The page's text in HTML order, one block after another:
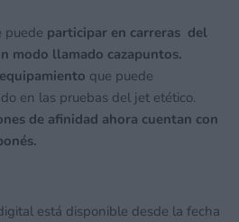
puede participar en carreras del
modo llamado cazapuntos.
que puede
en las pruebas del jet etético.
de afinidad ahora cuentan con
está disponible desde la fecha